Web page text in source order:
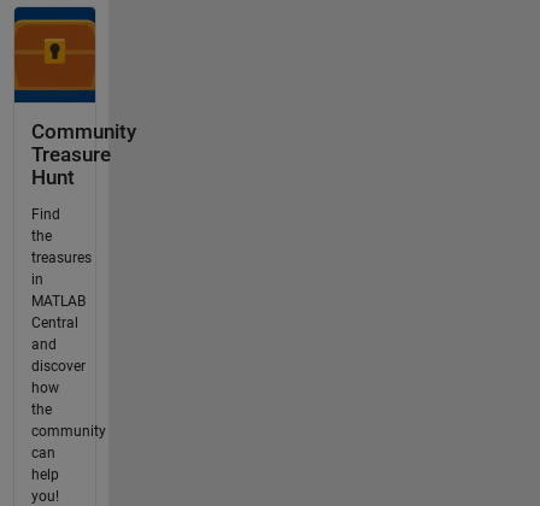
Community
Treasure
Hunt
Find
the
treasures
in
MATLAB
Central
and
discover
how
the
community
can
help
you!